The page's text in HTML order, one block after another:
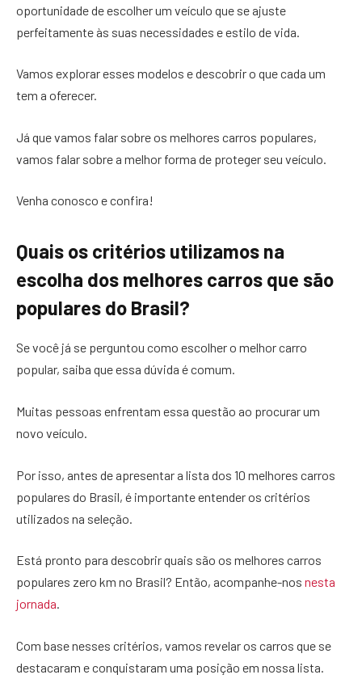
oportunidade de escolher um veículo que se ajuste
perfeitamente às suas necessidades e estilo de vida.
Vamos explorar esses modelos e descobrir o que cada um
tem a oferecer.
Já que vamos falar sobre os melhores carros populares,
vamos falar sobre a melhor forma de proteger seu veículo.
Venha conosco e confira!
Quais os critérios utilizamos na
escolha dos melhores carros que são
populares do Brasil?
Se você já se perguntou como escolher o melhor carro
popular, saiba que essa dúvida é comum.
Muitas pessoas enfrentam essa questão ao procurar um
novo veículo.
Por isso, antes de apresentar a lista dos 10 melhores carros
populares do Brasil, é importante entender os critérios
utilizados na seleção.
Está pronto para descobrir quais são os melhores carros
populares zero km no Brasil? Então, acompanhe-nos nesta
jornada.
Com base nesses critérios, vamos revelar os carros que se
destacaram e conquistaram uma posição em nossa lista.